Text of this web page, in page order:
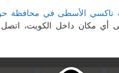
تاكسي الأسطى في محافظة
أي مكان داخل الكويت،